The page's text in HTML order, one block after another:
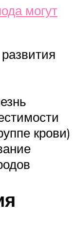
могут
крови)